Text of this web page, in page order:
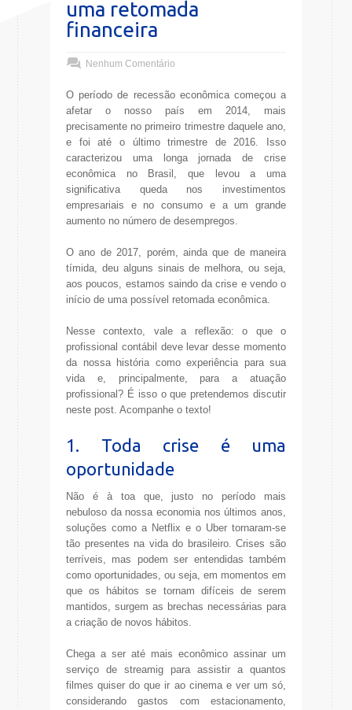
uma retomada
financeira
Nenhum Comentário
O período de recessão econômica começou a
afetar o nosso país em 2014, mais
precisamente no primeiro trimestre daquele ano,
e foi até o último trimestre de 2016. Isso
caracterizou uma longa jornada de crise
econômica no Brasil, que levou a uma
significativa queda nos investimentos
empresariais e no consumo e a um grande
aumento no número de desempregos.
O ano de 2017, porém, ainda que de maneira
tímida, deu alguns sinais de melhora, ou seja,
aos poucos, estamos saindo da crise e vendo o
início de uma possível retomada econômica.
Nesse contexto, vale a reflexão: o que o
profissional contábil deve levar desse momento
da nossa história como experiência para sua
vida e, principalmente, para a atuação
profissional? É isso o que pretendemos discutir
neste post. Acompanhe o texto!
1. Toda crise é uma
oportunidade
Não é à toa que, justo no período mais
nebuloso da nossa economia nos últimos anos,
soluções como a Netflix e o Uber tornaram-se
tão presentes na vida do brasileiro. Crises são
terríveis, mas podem ser entendidas também
como oportunidades, ou seja, em momentos em
que os hábitos se tornam difíceis de serem
mantidos, surgem as brechas necessárias para
a criação de novos hábitos.
Chega a ser até mais econômico assinar um
serviço de streamig para assistir a quantos
filmes quiser do que ir ao cinema e ver um só,
considerando gastos com estacionamento,